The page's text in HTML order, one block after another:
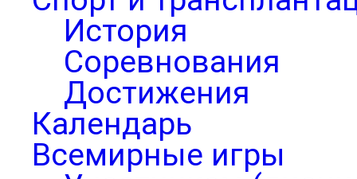
История
Соревнования
Достижения
Календарь
Всемирные игры